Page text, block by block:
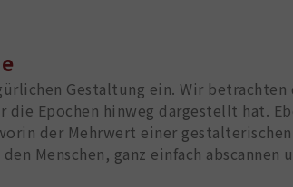
Gestaltung ein. Wir betrachten
die Epochen hinweg dargestellt hat.
der Mehrwert einer gestalterischen
Menschen, ganz einfach abscannen